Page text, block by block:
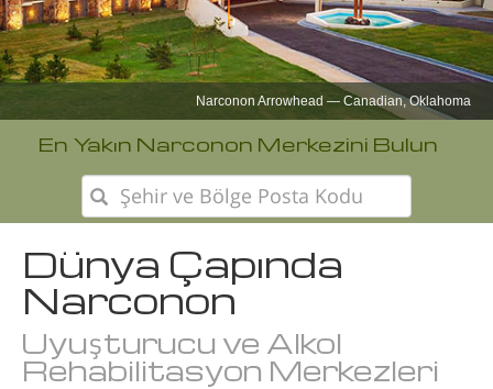
Narconon Avrupa
En Yakın Narconon Merkezini Bulun
Dünya Çapında
Narconon
Uyuşturucu ve Alkol
Rehabilitasyon Merkezleri